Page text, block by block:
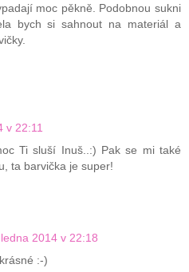
moc pěkně. Podobnou sukni
bych si sahnout na materiál a
v 22:11
Ti sluší Inuš..:) Pak se mi také
ta barvička je super!
2014 v 22:18
:-)